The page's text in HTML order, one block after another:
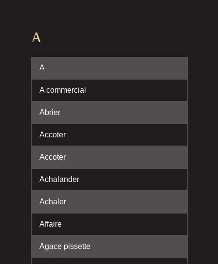
A
A
A commercial
Abrier
Accoter
Accoter
Achalander
Achaler
Affaire
Agace pissette